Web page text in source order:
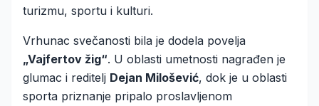
turizmu, sportu i kulturi.
Vrhunac svečanosti bila je dodela povelja
„Vajfertov žig“. U oblasti umetnosti nagrađen je
glumac i reditelj Dejan Milošević, dok je u oblasti
sporta priznanje pripalo proslavljenom